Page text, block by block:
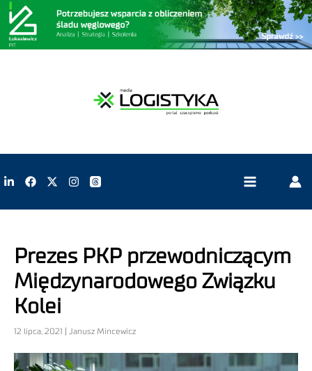
Prezes PKP przewodniczącym
Międzynarodowego Związku
Kolei
12 lipca, 2021 | Janusz Mincewicz